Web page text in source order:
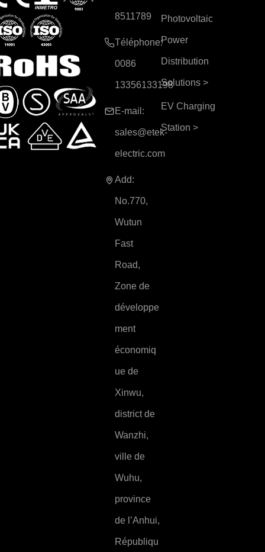
8511789
Téléphone:
0086
13356133198
E-mail:
sales@etek-
electric.com
Add:
No.770,
Wutun
Fast
Road,
Zone de
développe
ment
économiq
ue de
Xinwu,
district de
Wanzhi,
ville de
Wuhu,
province
de l’Anhui,
Républiqu
Photovoltaic
Power
Distribution
Solutions >
EV Charging
Station >